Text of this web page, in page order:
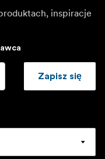
inspiracje
Zapisz się